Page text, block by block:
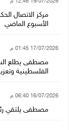
مركز الاتصال
الأسبوع الماضي
17/07/2026 01:45 م
مصطفى يطلع
الفلسطينية
16/07/2026 06:40 م
مصطفى يلتقي